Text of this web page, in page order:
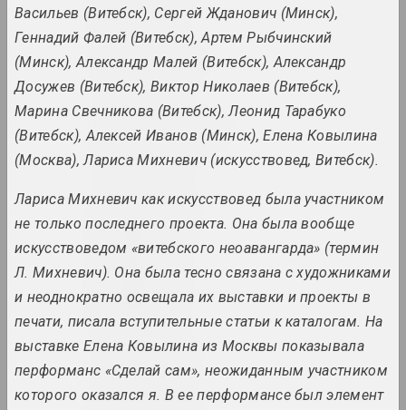
Елена Аладова
искусствоведка
Alexey Shlyk & Ben Van
den Berghe
дуэт
Лев Алимов
художник
Алина и Джефф Блюмис
дуэт
Юрий Алисевич
художник
Васильев (Витебск), Сергей Жданович (Минск),
Геннадий Фалей (Витебск), Артем Рыбчинский
(Минск), Александр Малей (Витебск), Александр
Досужев (Витебск), Виктор Николаев (Витебск),
Марина Свечникова (Витебск), Леонид Тарабуко
(Витебск), Алексей Иванов (Минск), Елена Ковылина
(Москва), Лариса Михневич (искусствовед, Витебск).
Лариса Михневич как искусствовед была участником
не только последнего проекта. Она была вообще
искусствоведом «витебского неоавангарда» (термин
Л. Михневич). Она была тесно связана с художниками
и неоднократно освещала их выставки и проекты в
печати, писала вступительные статьи к каталогам. На
выставке Елена Ковылина из Москвы показывала
перформанс «Сделай сам», неожиданным участником
которого оказался я. В ее перформансе был элемент